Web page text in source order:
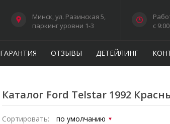
Минск, ул. Разинская 5,
паркинг уровни 1-3
c
ГАРАНТИЯ ОТЗЫВЫ ДЕТЕЙЛИНГ
Каталог Ford Telstar 1992
Сортировать: